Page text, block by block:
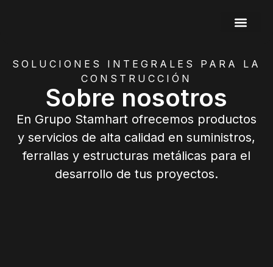
SOLUCIONES INTEGRALES PARA LA
CONSTRUCCIÓN
Sobre nosotros
En Grupo Stamhart ofrecemos productos
y servicios de alta calidad en suministros,
ferrallas y estructuras metálicas para el
desarrollo de tus proyectos.